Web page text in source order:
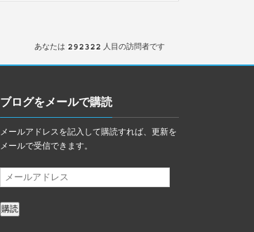
あなたは 人目の訪問者です
ブログをメールで購読
メールアドレスを記入して購読すれば、更新を
メールで受信できます。
購読